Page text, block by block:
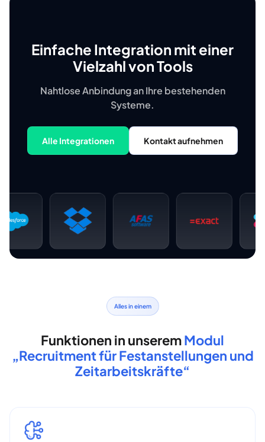
Einfache Integration mit einer
Vielzahl von Tools
Nahtlose Anbindung an Ihre bestehenden
Systeme.
Alle Integrationen Kontakt aufnehmen
Alles in einem
Funktionen in unseremModul
„Recruitment für Festanstellungen und
Zeitarbeitskräfte“